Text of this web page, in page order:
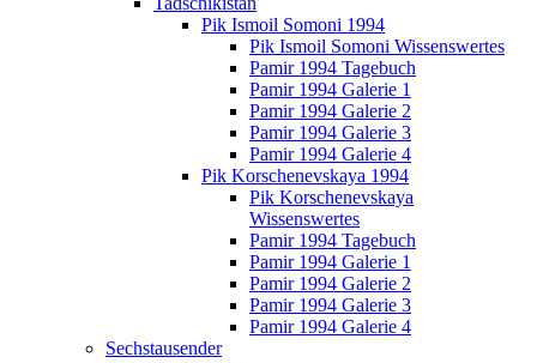
Pik Ismoil Somoni 1994
Pik Ismoil Somoni Wissenswertes
Pamir 1994 Tagebuch
Pamir 1994 Galerie 1
Pamir 1994 Galerie 2
Pamir 1994 Galerie 3
Pamir 1994 Galerie 4
Pik Korschenevskaya 1994
Pik Korschenevskaya
Wissenswertes
Pamir 1994 Tagebuch
Pamir 1994 Galerie 1
Pamir 1994 Galerie 2
Pamir 1994 Galerie 3
Pamir 1994 Galerie 4
Sechstausender